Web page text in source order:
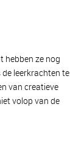
hebben ze nog
leerkrachten te
van creatieve
volop van de